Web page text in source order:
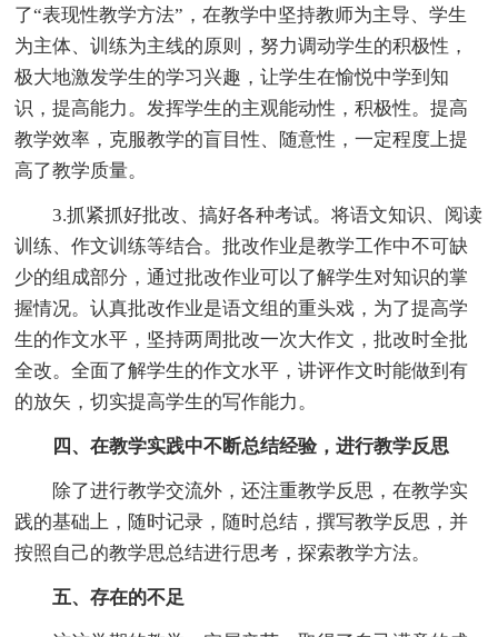
了“表现性教学方法”，在教学中坚持教师为主导、学生
为主体、训练为主线的原则，努力调动学生的积极性，
极大地激发学生的学习兴趣，让学生在愉悦中学到知
识，提高能力。发挥学生的主观能动性，积极性。提高
教学效率，克服教学的盲目性、随意性，一定程度上提
高了教学质量。
3.抓紧抓好批改、搞好各种考试。将语文知识、阅读
训练、作文训练等结合。批改作业是教学工作中不可缺
少的组成部分，通过批改作业可以了解学生对知识的掌
握情况。认真批改作业是语文组的重头戏，为了提高学
生的作文水平，坚持两周批改一次大作文，批改时全批
全改。全面了解学生的作文水平，讲评作文时能做到有
的放矢，切实提高学生的写作能力。
四、在教学实践中不断总结经验，进行教学反思
除了进行教学交流外，还注重教学反思，在教学实
践的基础上，随时记录，随时总结，撰写教学反思，并
按照自己的教学思总结进行思考，探索教学方法。
五、存在的不足